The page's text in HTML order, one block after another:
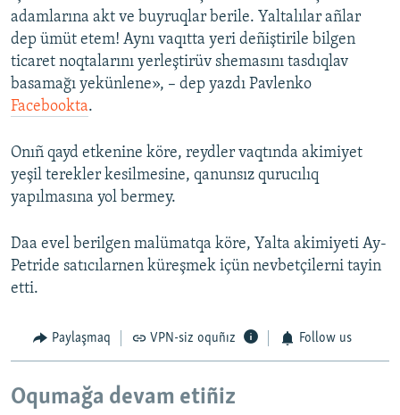
adamlarına akt ve buyruqlar berile. Yaltalılar añlar
dep ümüt etem! Aynı vaqıtta yeri deñiştirile bilgen
ticaret noqtalarını yerleştirüv shemasını tasdıqlav
basamağı yekünlene», – dep yazdı Pavlenko
Facebookta.
Onıñ qayd etkenine köre, reydler vaqtında akimiyet
yeşil terekler kesilmesine, qanunsız qurucılıq
yapılmasına yol bermey.
Daa evel berilgen malümatqa köre, Yalta akimiyeti Ay-
Petride satıcılarnen küreşmek içün nevbetçilerni tayin
etti.
Paylaşmaq VPN-siz oquñız Follow us
Oqumağa devam etiñiz